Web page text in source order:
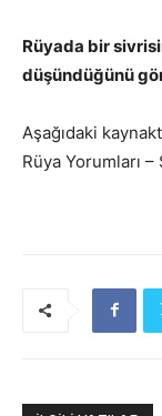
Rüyada bir
düşündüğünü
Aşağıdaki
Rüya Yorumları